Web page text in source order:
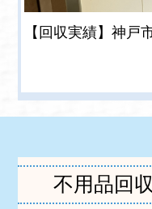
【回収実績】神
不用品回